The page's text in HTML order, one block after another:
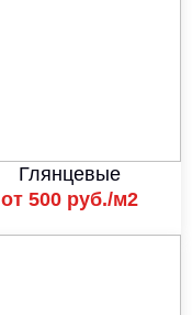
Глянцевые
от 500 руб./м2